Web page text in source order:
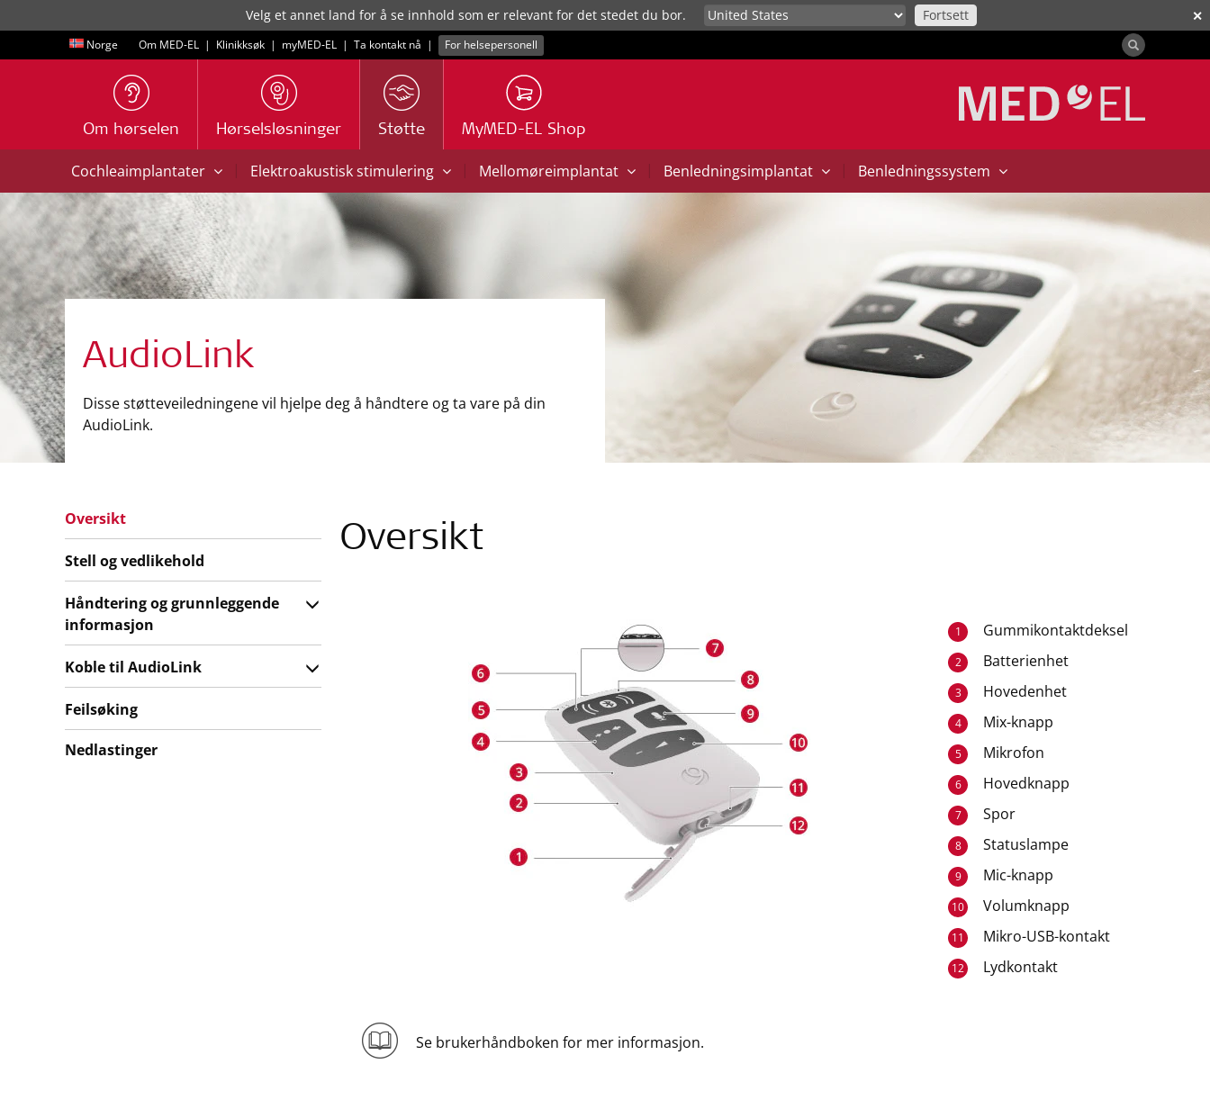
✕
Velg et annet land for å se innhold som er relevant for det stedet du bor. Fortsett
Norge Om MED-EL | Klinikksøk | myMED‑EL | Ta kontakt nå | For helsepersonell
Om hørselen Hørselsløsninger Støtte MyMED-EL Shop
Cochleaimplantater | Elektroakustisk stimulering | Mellomøreimplantat | Benledningsimplantat | Benledningssystem
AudioLink
Disse støtteveiledningene vil hjelpe deg å håndtere og ta vare på din
AudioLink.
Oversikt
1 Gummikontaktdeksel
2 Batterienhet
3 Hovedenhet
4 Mix-knapp
5 Mikrofon
6 Hovedknapp
7 Spor
8 Statuslampe
9 Mic-knapp
10 Volumknapp
11 Mikro-USB-kontakt
12 Lydkontakt
Se brukerhåndboken for mer informasjon.
Oversikt
Stell og vedlikehold
Håndtering og grunnleggende
informasjon
Koble til AudioLink
Feilsøking
Nedlastinger